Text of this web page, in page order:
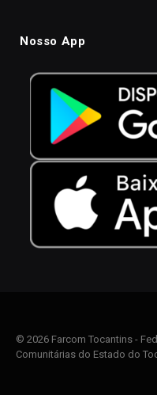
Nosso App
© 2026 Farcom Tocantins -
Comunitárias do Estado do